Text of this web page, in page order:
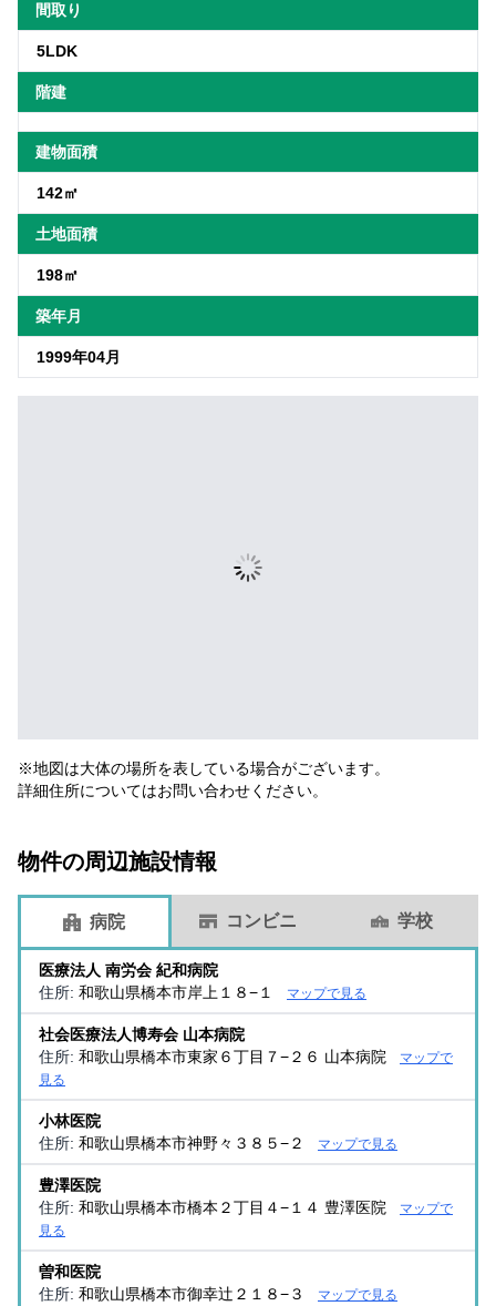
間取り
5LDK
階建
建物面積
142㎡
土地面積
198㎡
築年月
1999年04月
※地図は大体の場所を表している場合がございます。
詳細住所についてはお問い合わせください。
物件の周辺施設情報
病院 コンビニ 学校
医療法人 南労会 紀和病院
住所: 和歌山県橋本市岸上１８−１ マップで見る
社会医療法人博寿会 山本病院
住所: 和歌山県橋本市東家６丁目７−２６ 山本病院
マップで
見る
小林医院
住所: 和歌山県橋本市神野々３８５−２ マップで見る
豊澤医院
住所: 和歌山県橋本市橋本２丁目４−１４ 豊澤医院
マップで
見る
曽和医院
住所: 和歌山県橋本市御幸辻２１８−３ マップで見る